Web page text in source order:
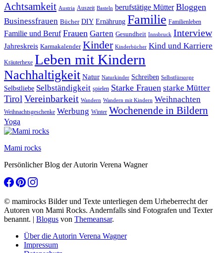
Achtsamkeit Austria Auszeit Basteln berufstätige Mütter Bloggen
Businessfrauen Bücher DIY Ernährung Familie Familienleben
Familie und Beruf Frauen Garten Gesundheit Innsbruck Interview
Jahreskreis Karmakalender Kinder Kinderbücher Kind und Karriere
Kräuterhexe Leben mit Kindern
Nachhaltigkeit Natur Naturkinder Schreiben Selbstfürsorge
Selbstliebe Selbständigkeit spielen Starke Frauen starke Mütter
Tirol Vereinbarkeit Wandern Wandern mit Kindern Weihnachten
Weihnachtsgeschenke Werbung Winter Wochenende in Bildern
Yoga
Mami rocks
Persönlicher Blog der Autorin Verena Wagner
© mamirocks Bilder und Texte unterliegen dem Urheberrecht der
Autoren von Mami Rocks. Andernfalls sind Fotografen und Texter
benannt. | Blogus von Themeansar.
Über die Autorin Verena Wagner
Impressum